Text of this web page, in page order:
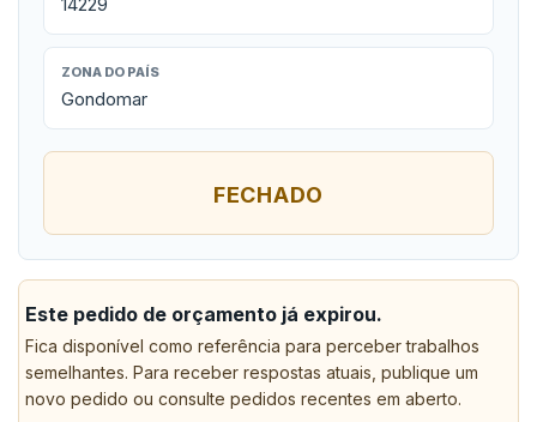
ZONA DO PAÍS
Gondomar
FECHADO
Este pedido de orçamento já expirou.
Fica disponível como referência para perceber trabalhos
semelhantes. Para receber respostas atuais, publique um
novo pedido ou consulte pedidos recentes em aberto.